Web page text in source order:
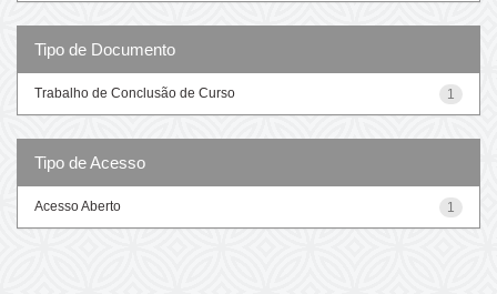
Tipo de Documento
1
Trabalho de Conclusão de Curso
Tipo de Acesso
1
Acesso Aberto